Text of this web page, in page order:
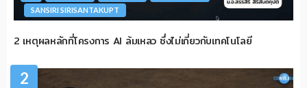
SANSIRI SIRISANTAKUPT
2 เหตุผลหลักที่โครงการ AI ล้มเหลว ซึ่งไม่เกี่ยวกับเทคโนโลยี
2